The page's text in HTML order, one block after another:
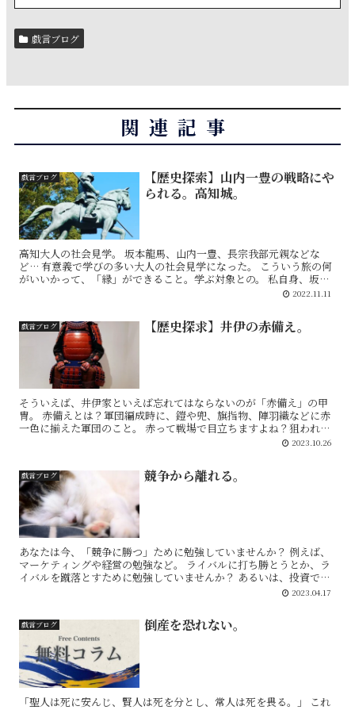
戯言ブログ
関連記事
戯言ブログ
【歴史探索】山内一豊の戦略にや
られる。高知城。
高知大人の社会見学。 坂本龍馬、山内一豊、長宗我部元親などな
ど… 有意義で学びの多い大人の社会見学になった。 こういう旅の何
がいいかって、「縁」ができること。学ぶ対象との。 私自身、坂本
2022.11.11
戯言ブログ 【歴史探求】井伊の赤備え。
そういえば、井伊家といえば忘れてはならないのが「赤備え」の甲
冑。 赤備えとは？軍団編成時に、鎧や兜、旗指物、陣羽織などに赤
一色に揃えた軍団のこと。 赤って戦場で目立ちますよね？狙われや
2023.10.26
戯言ブログ 競争から離れる。
あなたは今、「競争に勝つ」ために勉強していませんか？ 例えば、
マーケティングや経営の勉強など。 ライバルに打ち勝とうとか、ラ
イバルを蹴落とすために勉強していませんか？ あるいは、投資でも
2023.04.17
戯言ブログ 倒産を恐れない。
「聖人は死に安んじ、賢人は死を分とし、常人は死を畏る。」 これ